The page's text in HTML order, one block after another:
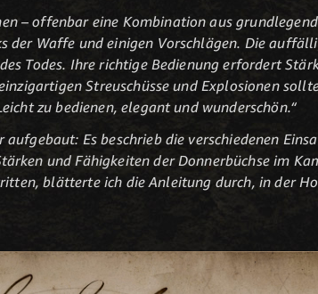
– offenbar eine Kombination aus
der Waffe und einigen Vorschlägen. Die
Todes. Ihre richtige Bedienung erfordert
Streuschüsse und Explosionen
zu bedienen, elegant und wunderschön.“
Es beschrieb die verschiedenen
und Fähigkeiten der Donnerbüchse im
blätterte ich die Anleitung durch, in der